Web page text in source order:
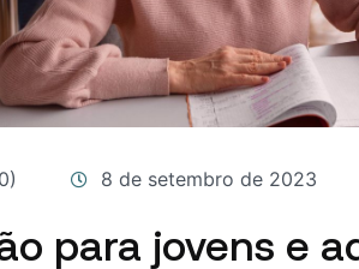
8 de setembro de 2023
para jovens e